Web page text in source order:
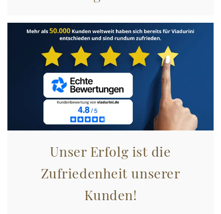
annunci, per fornire funzionalità dei social media e per
analizzare il nostro traffico. Condividiamo inoltre
informazioni sul modo in cui utilizza il nostro sito con i
nostri partner che si occupano di analisi dei dati web,
pubblicità e social media, i quali potrebbero combinarle
con altre informazioni che ha fornito loro o che hanno
raccolto dal suo utilizzo dei loro servizi.
Unser Erfolg ist die
Zufriedenheit unserer
Kunden!